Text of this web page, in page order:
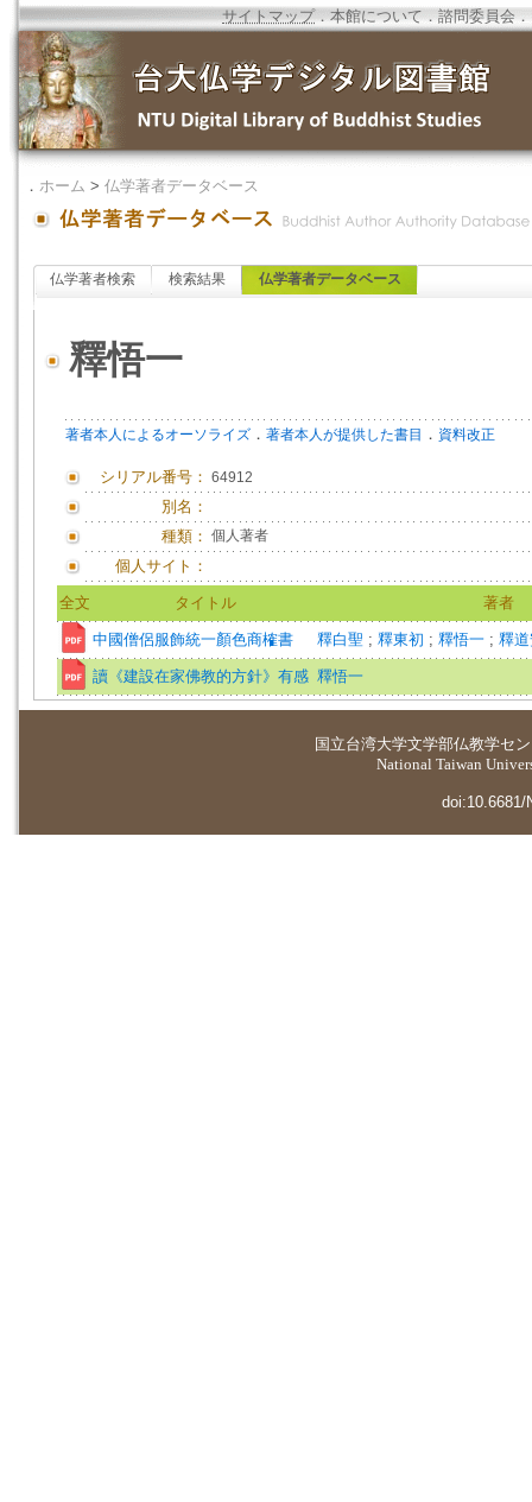
サイトマップ．本館について ．諮問委員会 ．
． ホーム > 仏学著者データベース
仏学著者検索 検索結果 仏学著者データベース
釋悟一
著者本人によるオーソライズ ． 著者本人が提供した書目 ． 資料改正
シリアル番号： 64912
別名：
種類： 個人著者
個人サイト：
全文 タイトル 著者
中國僧侶服飾統一顏色商榷書 釋白聖 ; 釋東初 ; 釋悟一 ; 釋
讀《建設在家佛教的方針》有感 釋悟一
国立台湾大学文学部仏教学セ
National Taiwan
doi:10.6681/